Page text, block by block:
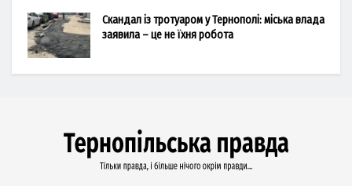
Скандал із тротуаром у Тернополі: міська влада
заявила – це не їхня робота